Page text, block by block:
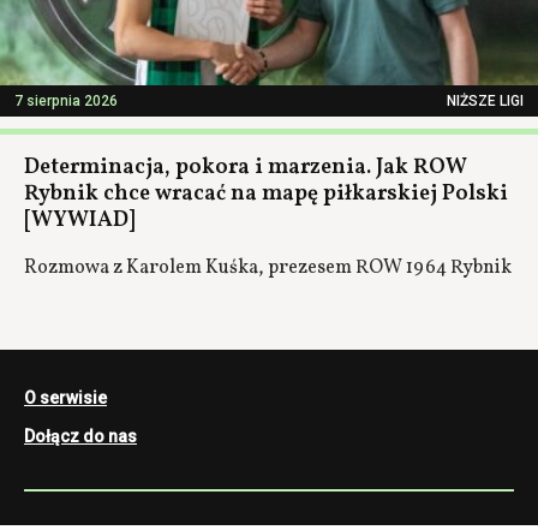
7 sierpnia 2026 NIŻSZE LIGI
Determinacja, pokora i marzenia. Jak ROW
Rybnik chce wracać na mapę piłkarskiej Polski
[WYWIAD]
Rozmowa z Karolem Kuśka, prezesem ROW 1964 Rybnik
O serwisie
Dołącz do nas